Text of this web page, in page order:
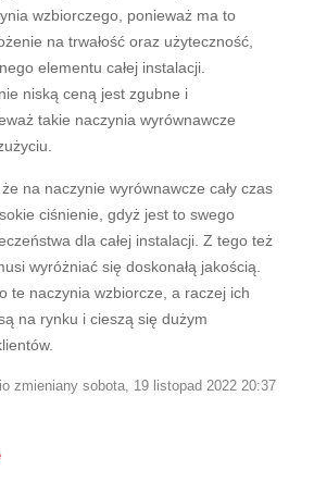
wzbiorczego, ponieważ ma to
na trwałość oraz użyteczność,
elementu całej instalacji.
niską ceną jest zgubne i
takie naczynia wyrównawcze
na naczynie wyrównawcze cały czas
ciśnienie, gdyż jest to swego
dla całej instalacji. Z tego też
wyróżniać się doskonałą jakością.
te naczynia wzbiorcze, a raczej ich
na rynku i cieszą się dużym
zmieniany sobota, 19 listopad 2022 20:37